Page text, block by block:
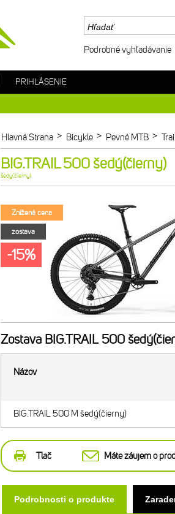
Hlavná Strana > Bicykle > Pevné MTB >
BIG.TRAIL 500 šedý(čierny)
šedý(čierny)
Znížená cena
zostava
-15%
Zostava BIG.TRAIL 500
Názov
BIG.TRAIL 500 M šedý(čierny)
Tlač Máte záujem o
Podrobnosti o produkte
Podrobné vyhľadávanie
PRIHLÁSENIE